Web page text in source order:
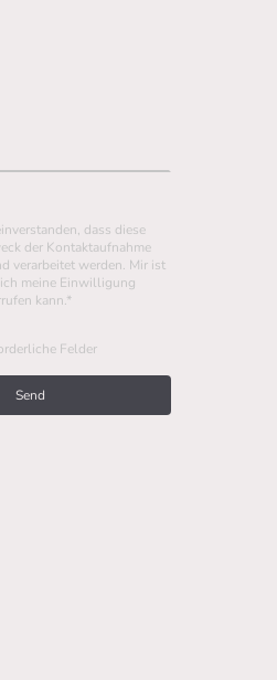
dass diese
der Kontaktaufnahme
verarbeitet werden. Mir ist
meine Einwilligung
kann.*
Felder
Send